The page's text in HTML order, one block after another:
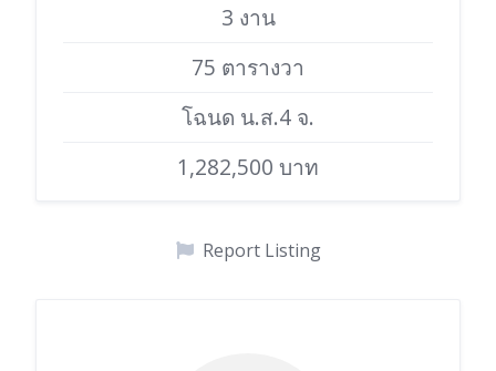
3 งาน
75 ตารางวา
โฉนด น.ส.4 จ.
1,282,500 บาท
Report Listing